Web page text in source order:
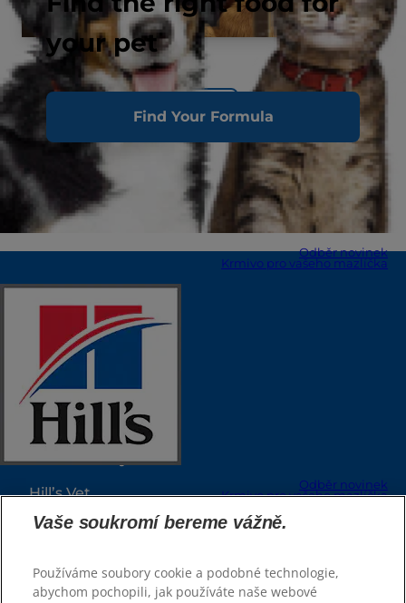
your pet
Find Your Formula
Odběr novinek
Krmivo pro vašeho mazlíčka
Odběr novinek
Krmivo pro vašeho mazlíčka
Vybrat krmivo
Rady a tipy
Back
Zvolte jazyk
Zdroje
Kontaktujte nás
Mapa stránek
Naše stránky
Hill’s Vet
Kariéra
Vaše soukromí bereme vážně.
Používáme soubory cookie a podobné technologie,
abychom pochopili, jak používáte naše webové